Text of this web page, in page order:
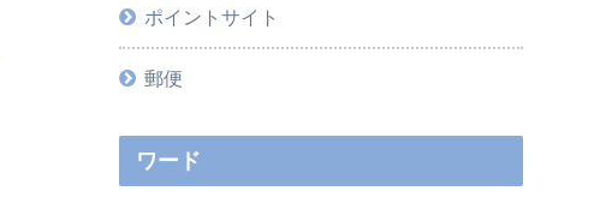
ポイントサイト
郵便
ワード